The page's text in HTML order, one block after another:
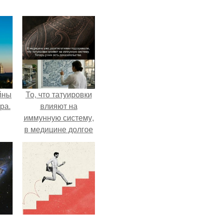
То, что татуировки
влияют на
иммунную систему,
в медицине долгое
время
рассматривалось
лишь как гипотеза.